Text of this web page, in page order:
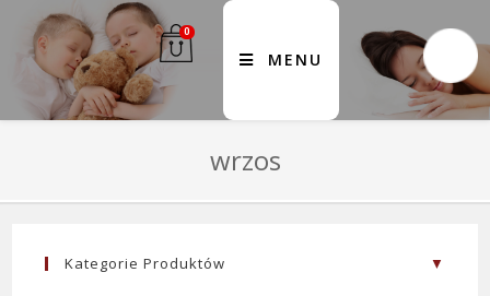
0
MENU
wrzos
Kategorie Produktów